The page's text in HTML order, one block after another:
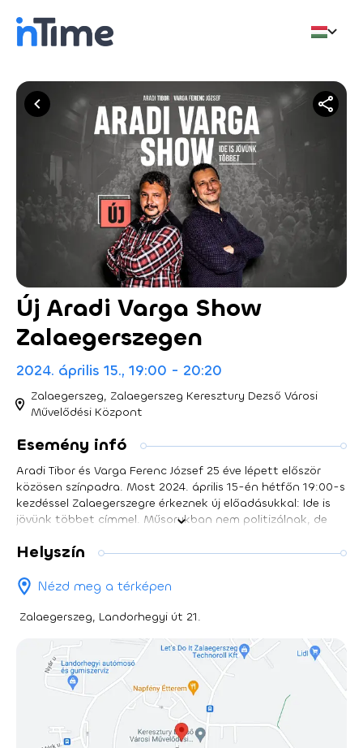
Új Aradi Varga Show
Zalaegerszegen
2024. április 15., 19:00 - 20:20
Zalaegerszeg, Zalaegerszeg Keresztury Dezső Városi
Művelődési Központ
Esemény infó
Aradi Tibor és Varga Ferenc József 25 éve lépett először
közösen színpadra. Most 2024. április 15-én hétfőn 19:00-s
kezdéssel Zalaegerszegre érkeznek új előadásukkal: Ide is
jövünk többet címmel. Műsorukban nem politizálnak, de
humorista felvállaltan szeret az embereket érintő
stílusban.
Helyszín
Nézd meg a térképen
Zalaegerszeg, Landorhegyi út 21.